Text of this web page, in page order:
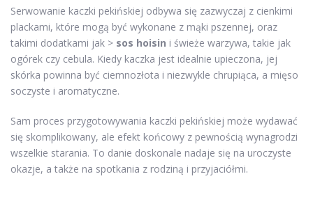
Serwowanie kaczki pekińskiej odbywa się zazwyczaj z cienkimi
plackami, które mogą być wykonane z mąki pszennej, oraz
takimi dodatkami jak > sos hoisin i świeże warzywa, takie jak
ogórek czy cebula. Kiedy kaczka jest idealnie upieczona, jej
skórka powinna być ciemnozłota i niezwykle chrupiąca, a mięso
soczyste i aromatyczne.
Sam proces przygotowywania kaczki pekińskiej może wydawać
się skomplikowany, ale efekt końcowy z pewnością wynagrodzi
wszelkie starania. To danie doskonale nadaje się na uroczyste
okazje, a także na spotkania z rodziną i przyjaciółmi.